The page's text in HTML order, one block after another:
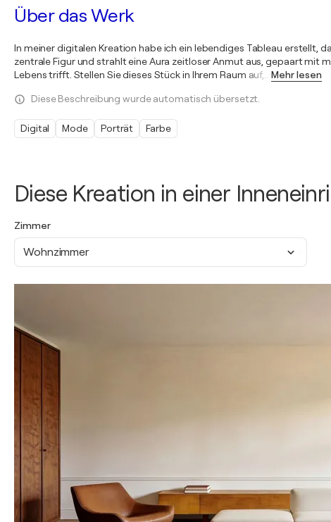
Diese Kreation in einer
Zimmer
Wohnzimmer
Über das Werk
In meiner digitalen Kreation habe ich ein lebendiges Tableau erstellt,
zentrale Figur und strahlt eine Aura zeitloser Anmut aus, gepaart mit
Lebens trifft. Stellen Sie dieses Stück in Ihrem Raum auf,
Mehr lesen
Diese Beschreibung wurde automatisch übersetzt.
Digital Mode Porträt Farbe